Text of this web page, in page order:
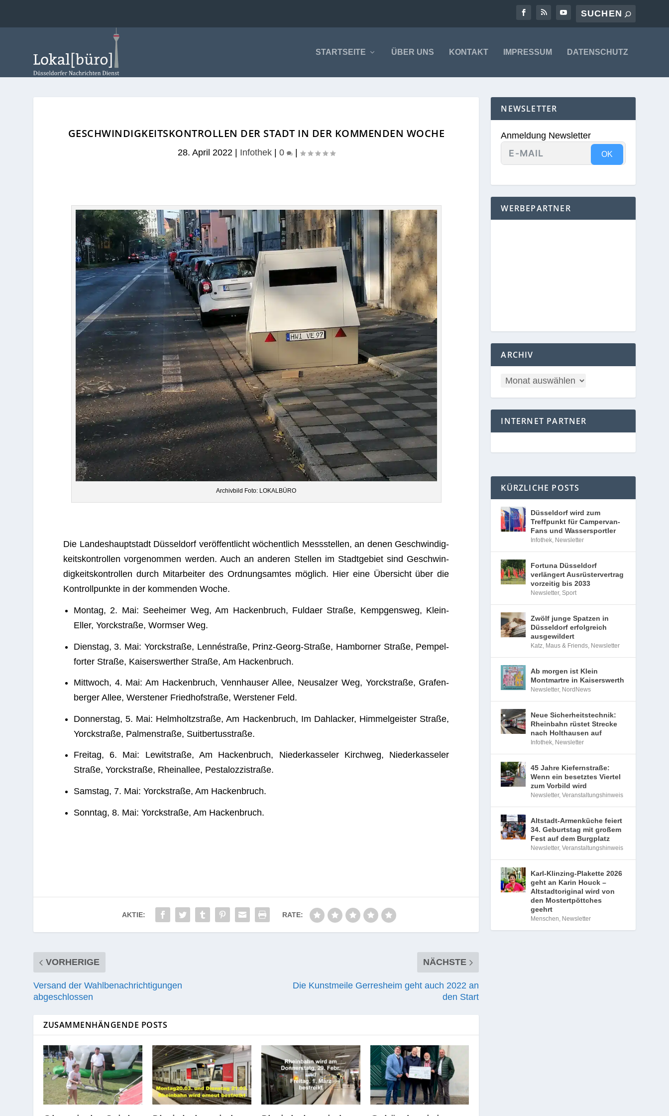
STARTSEITE ÜBER UNS KONTAKT IMPRESSUM DATENSCHUTZ
GESCHWINDIGKEITSKONTROLLEN DER STADT IN DER KOMMENDEN WOCHE
28. April 2022| Infothek| 0 |
Archiv­bild Foto: LOKALBÜRO
Die Lan­des­haupt­stadt Düs­sel­dorf ver­öf­fent­licht wöchent­lich Mess­stel­len, an denen Geschwin­dig­
keits­kon­trol­len vor­ge­nom­men wer­den. Auch an ande­ren Stel­len im Stadt­ge­biet sind Geschwin­
dig­keits­kon­trol­len durch Mit­ar­bei­ter des Ord­nungs­am­tes mög­lich. Hier eine Über­sicht über die
Kon­troll­punkte in der kom­men­den Woche.
Mon­tag, 2. Mai: See­hei­mer Weg, Am Hacken­bruch, Ful­daer Straße, Kemp­gens­weg, Klein-
Eller, Yorck­straße, Worm­ser Weg.
Diens­tag, 3. Mai: Yorck­straße, Len­né­straße, Prinz-Georg-Straße, Ham­bor­ner Straße, Pem­pel­
forter Straße, Kai­sers­wert­her Straße, Am Hackenbruch.
Mitt­woch, 4. Mai: Am Hacken­bruch, Venn­hau­ser Allee, Neu­salzer Weg, Yorck­straße, Gra­fen­
ber­ger Allee, Wers­te­ner Fried­hof­straße, Wers­te­ner Feld.
Don­ners­tag, 5. Mai: Helm­holtz­straße, Am Hacken­bruch, Im Dah­l­acker, Him­mel­geis­ter Straße,
Yorck­straße, Pal­men­straße, Suitbertusstraße.
Frei­tag, 6. Mai: Lewit­straße, Am Hacken­bruch, Nie­der­kas­se­ler Kirch­weg, Nie­der­kas­se­ler
Straße, Yorck­straße, Rhein­al­lee, Pestalozzistraße.
Sams­tag, 7. Mai: Yorck­straße, Am Hackenbruch.
Sonn­tag, 8. Mai: Yorck­straße, Am Hackenbruch.
AKTIE: RATE:
VORHERIGE
Versand der Wahlbenachrichtigungen
abgeschlossen
NÄCHSTE
Die Kunstmeile Gerresheim geht auch 2022 an
den Start
ZUSAMMENHÄNGENDE POSTS
NEWSLETTER
Anmeldung Newsletter
OK
WERBEPARTNER
ARCHIV
INTERNET PARTNER
KÜRZLICHE POSTS
Düsseldorf wird zum
Treffpunkt für Campervan-
Fans und Wassersportler
Infothek, Newsletter
Fortuna Düsseldorf
verlängert Ausrüstervertrag
vorzeitig bis 2033
Newsletter,Sport
Zwölf junge Spatzen in
Düsseldorf erfolgreich
ausgewildert
Katz, Maus & Friends, Newsletter
Ab morgen ist Klein
Montmartre in Kaiserswerth
Newsletter, NordNews
Neue Sicherheitstechnik:
Rheinbahn rüstet Strecke
nach Holthausen auf
Infothek, Newsletter
45 Jahre Kiefernstraße:
Wenn ein besetztes Viertel
zum Vorbild wird
Newsletter,Veranstaltungshinweis
Altstadt-Armenküche feiert
34. Geburtstag mit großem
Fest auf dem Burgplatz
Newsletter,Veranstaltungshinweis
Karl-Klinzing-Plakette 2026
geht an Karin Houck –
Altstadtoriginal wird von
den Mostertpöttches
geehrt
Menschen, Newsletter